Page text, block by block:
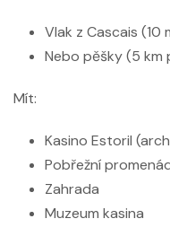
Vlak z Cascais (10
Nebo pěšky (5 km
Mít:
Kasino Estoril
Pobřežní
Zahrada
Muzeum kasina